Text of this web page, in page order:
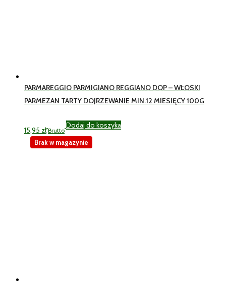
PARMAREGGIO PARMIGIANO REGGIANO DOP – WŁOSKI
PARMEZAN TARTY DOJRZEWANIE MIN.12 MIESIĘCY 100G
15,95 zł Brutto
Dodaj do koszyka
Brak w magazynie